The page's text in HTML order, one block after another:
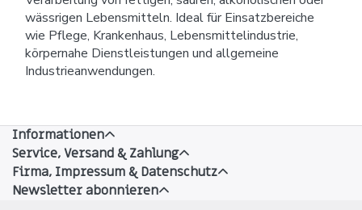
wässrigen Lebensmitteln. Ideal für Einsatzbereiche
wie Pflege, Krankenhaus, Lebensmittelindustrie,
körpernahe Dienstleistungen und allgemeine
Industrieanwendungen.
Informationen
Service, Versand & Zahlung
Firma, Impressum & Datenschutz
Newsletter abonnieren